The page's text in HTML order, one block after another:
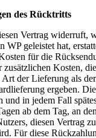
des Rücktritts
Vertrag widerruft,
WP geleistet hat,
für die
zusätzlichen Kosten,
der Lieferung als
ergeben.
in jedem Fall
ab dem Tag, an
diesen Vertrag
Für diese